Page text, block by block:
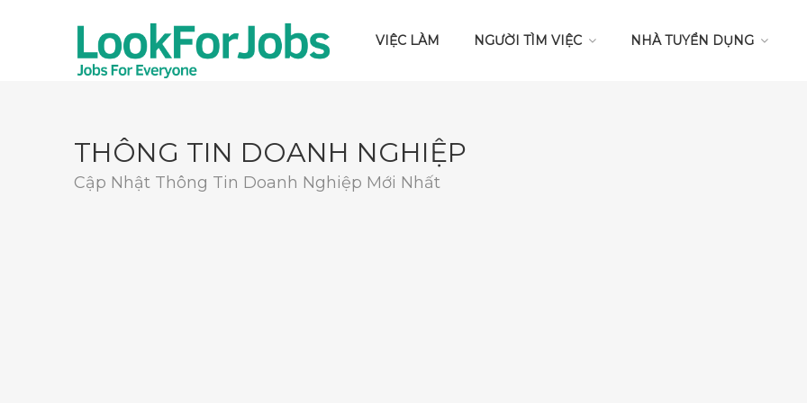
VIỆC LÀM NGƯỜI TÌM VIỆC NHÀ TUYỂN DỤNG
THÔNG TIN DOANH NGHIỆP
Cập Nhật Thông Tin Doanh Nghiệp Mới Nhất